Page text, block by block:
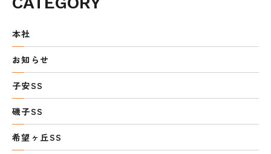
本社
お知らせ
子安SS
磯子SS
希望ヶ丘SS